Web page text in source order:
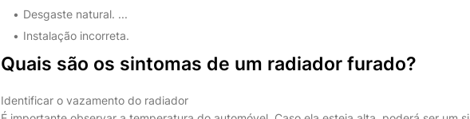
Desgaste natural. ...
Instalação incorreta.
Quais são os sintomas de um radiador furado?
Identificar o vazamento do radiador